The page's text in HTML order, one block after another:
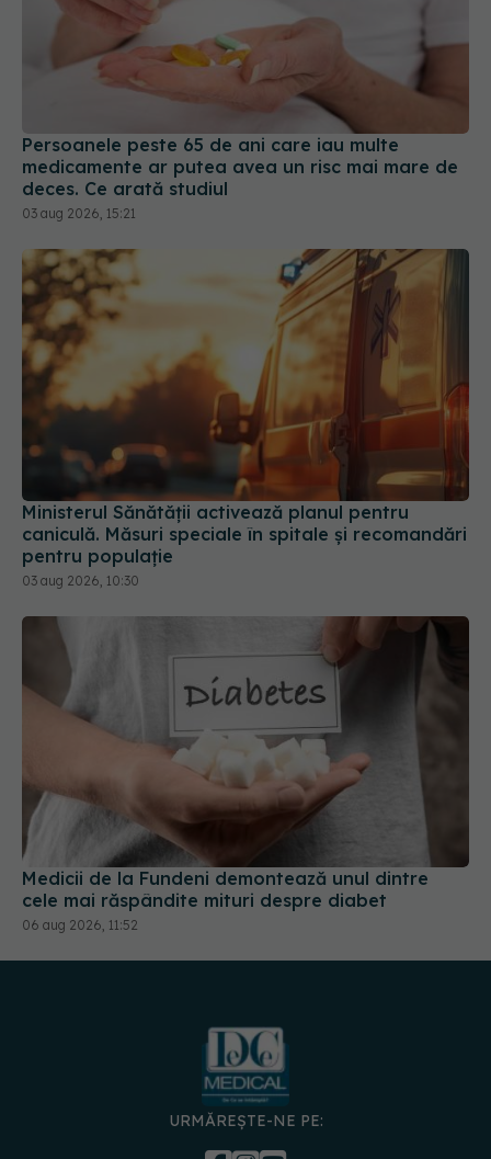
Persoanele peste 65 de ani care iau multe
medicamente ar putea avea un risc mai mare de
deces. Ce arată studiul
03 aug 2026, 15:21
Ministerul Sănătății activează planul pentru
caniculă. Măsuri speciale în spitale și recomandări
pentru populație
03 aug 2026, 10:30
Medicii de la Fundeni demontează unul dintre
cele mai răspândite mituri despre diabet
06 aug 2026, 11:52
URMĂREȘTE-NE PE: